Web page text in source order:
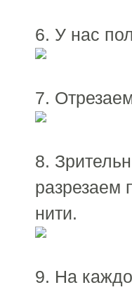
6. У нас
7.
8.
разрезаем
нити.
9. На